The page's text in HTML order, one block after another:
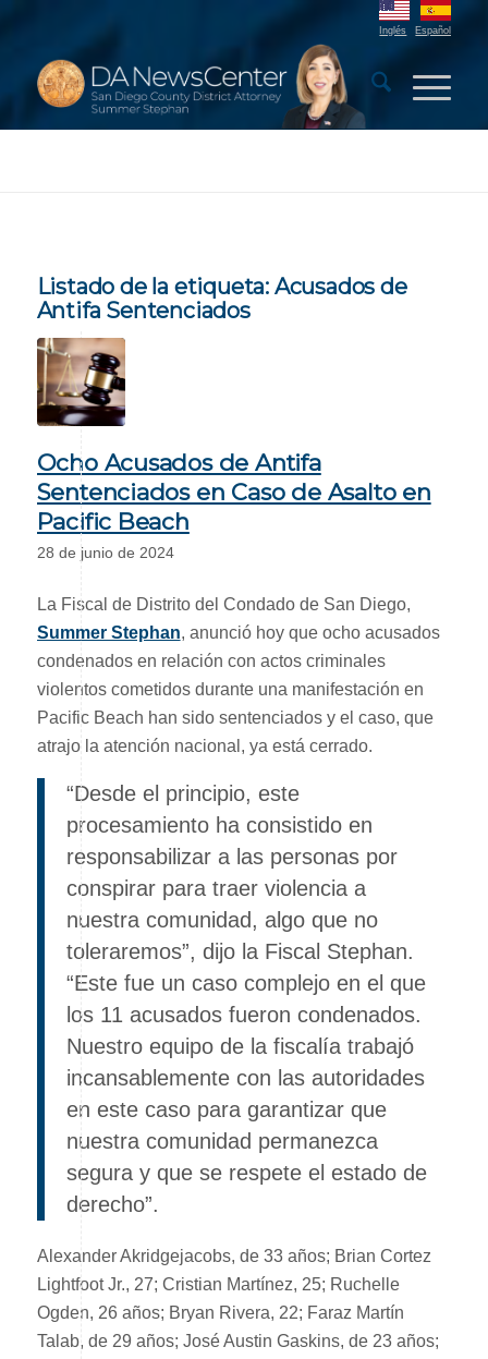
Inglés Español
Listado de la etiqueta: Acusados de
Antifa Sentenciados
Ocho Acusados de Antifa
Sentenciados en Caso de Asalto en
Pacific Beach
28 de junio de 2024
La Fiscal de Distrito del Condado de San Diego,
Summer Stephan, anunció hoy que ocho acusados ​​
condenados en relación con actos criminales
violentos cometidos durante una manifestación en
Pacific Beach han sido sentenciados y el caso, que
atrajo la atención nacional, ya está cerrado.
“Desde el principio, este
procesamiento ha consistido en
responsabilizar a las personas por
conspirar para traer violencia a
nuestra comunidad, algo que no
toleraremos”, dijo la Fiscal Stephan.
“Este fue un caso complejo en el que
los 11 acusados ​​fueron condenados.
Nuestro equipo de la fiscalía trabajó
incansablemente con las autoridades
en este caso para garantizar que
nuestra comunidad permanezca
segura y que se respete el estado de
derecho”.
Alexander Akridgejacobs, de 33 años; Brian Cortez
Lightfoot Jr., 27; Cristian Martínez, 25; Ruchelle
Ogden, 26 años; Bryan Rivera, 22; Faraz Martín
Talab, de 29 años; José Austin Gaskins, de 23 años;